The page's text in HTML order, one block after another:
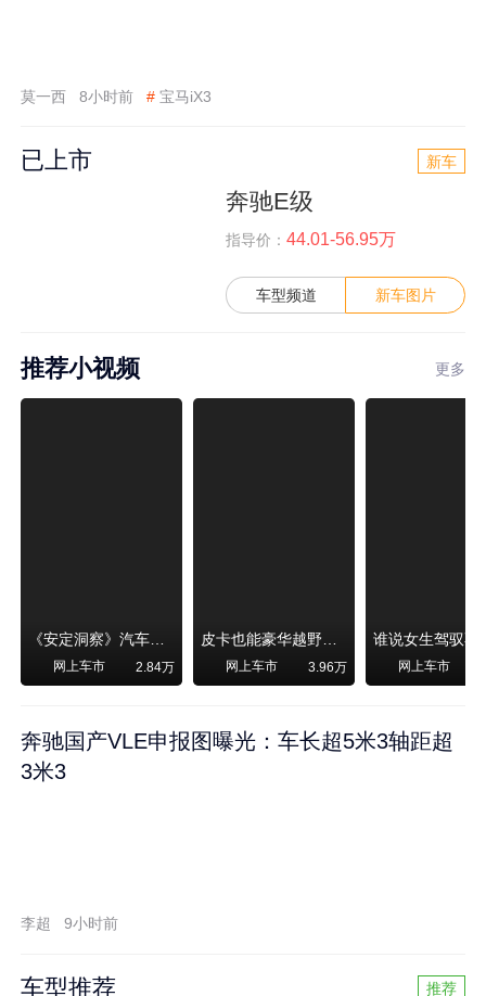
莫一西 8小时前 # 宝马iX3
已上市 新车
奔驰E级
指导价： 44.01-56.95万
车型频道 新车图片
推荐小视频 更多
《安定洞察》汽车烧不烧油，和石油安全无关！
网上车市 2.84万
皮卡也能豪华越野！纵横F700上市，限时卖29.99万起
网上车市 3.96万 网上车市
奔驰国产VLE申报图曝光：车长超5米3轴距超
3米3
李超 9小时前
车型推荐 推荐